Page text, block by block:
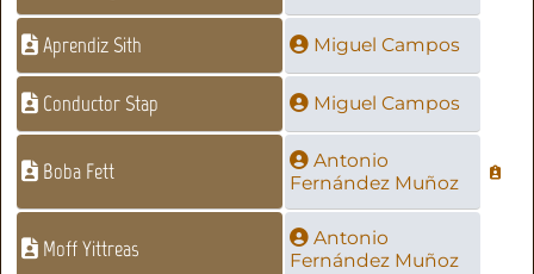
Aprendiz Sith Miguel Campos
Conductor Stap Miguel Campos
Boba Fett
Antonio
Fernández Muñoz
Moff Yittreas
Antonio
Fernández Muñoz